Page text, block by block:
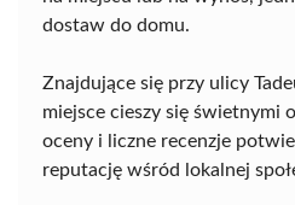
dostaw do domu.
Znajdujące się przy ulicy
miejsce cieszy się świetnymi
oceny i liczne recenzje
reputację wśród lokalnej